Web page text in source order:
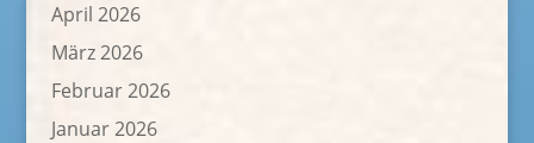
April 2026
März 2026
Februar 2026
Januar 2026